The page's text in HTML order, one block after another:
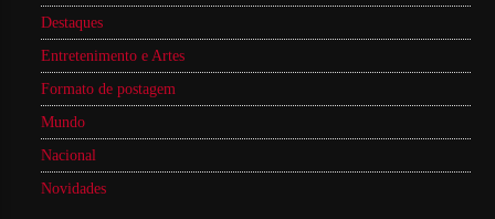
Destaques
Entretenimento e Artes
Formato de postagem
Mundo
Nacional
Novidades